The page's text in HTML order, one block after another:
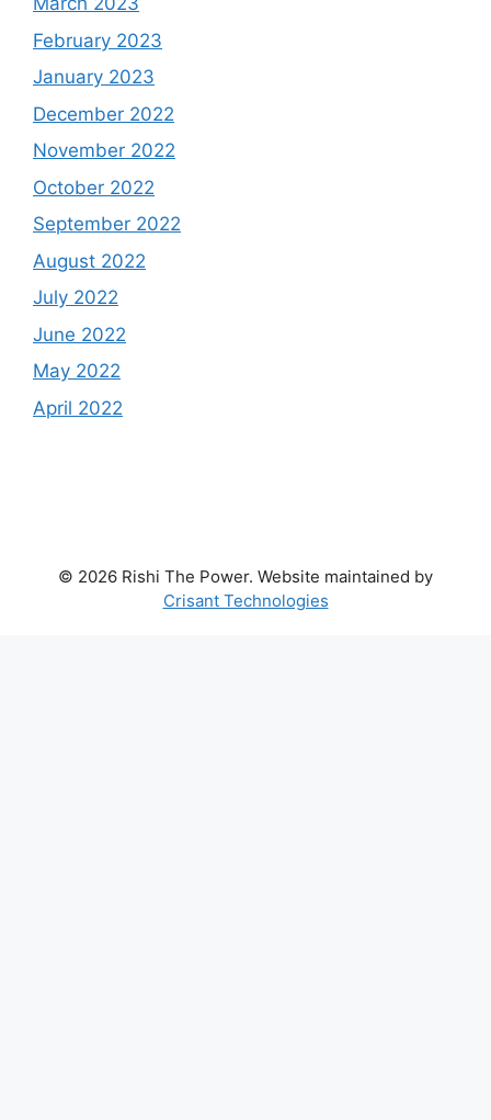
February 2023
January 2023
December 2022
November 2022
October 2022
September 2022
August 2022
July 2022
June 2022
May 2022
April 2022
© 2026 Rishi The Power. Website maintained by
Crisant Technologies